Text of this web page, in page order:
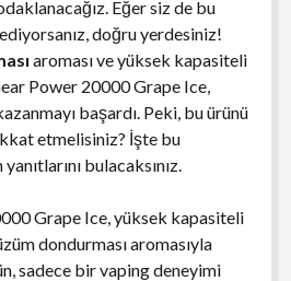
Eğer siz de bu
doğru yerdesiniz!
aroması ve yüksek kapasiteli
Power 20000 Grape Ice,
başardı. Peki, bu ürünü
etmelisiniz? İşte bu
bulacaksınız.
Grape Ice, yüksek kapasiteli
dondurması aromasıyla
sadece bir vaping deneyimi